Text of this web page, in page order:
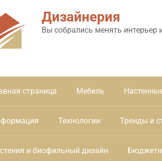
Дизайнерия
Вы собрались менять
страница Мебель
Технологии Тренды и
и биофильный дизайн